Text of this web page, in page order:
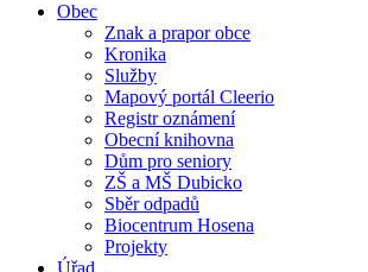
Obec
Znak a prapor obce
Kronika
Služby
Mapový portál Cleerio
Registr oznámení
Obecní knihovna
Dům pro seniory
ZŠ a MŠ Dubicko
Sběr odpadů
Biocentrum Hosena
Projekty
Úřad